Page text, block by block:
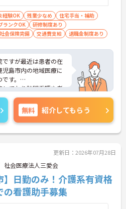
経験OK 残業少なめ
住宅手当・補助
ランクOK
研修制度あり
社会保険完備 交通費支給 退職金制度あり
すが最近は患者の在
島市内の地域医療に
す。
ており訪問看護や老
をケアできることも
なることなどござい
せ下さいませ。
無料 紹介してもらう
更新日：2026年07月28日
社会医療法人三愛会
】日勤のみ！介護系有資格
看護助手募集